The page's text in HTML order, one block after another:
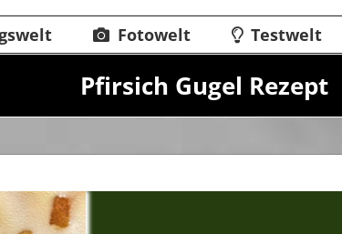
Fotowelt Testwelt
Pfirsich Gugel Rezept